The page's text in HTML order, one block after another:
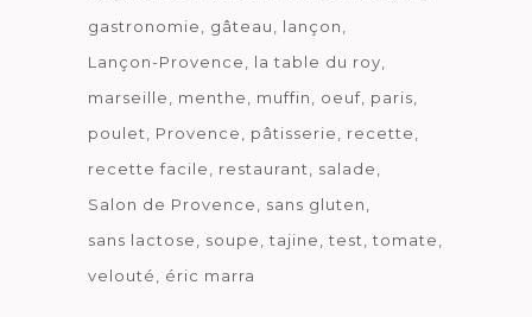
gastronomie
gâteau
lançon
Lançon-Provence
la table du roy
marseille
menthe muffin oeuf paris
poulet
Provence pâtisserie
recette
recette facile
restaurant
salade
Salon de Provence
sans gluten
sans lactose
soupe tajine test
tomate
velouté
éric marra